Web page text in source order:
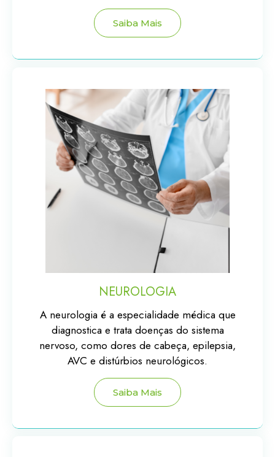
Saiba Mais
NEUROLOGIA
A neurologia é a especialidade médica que
diagnostica e trata doenças do sistema
nervoso, como dores de cabeça, epilepsia,
AVC e distúrbios neurológicos.
Saiba Mais